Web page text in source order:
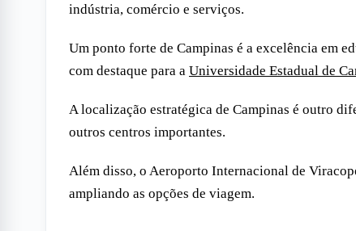
indústria, comércio e serviços.
Um ponto forte de Campinas é a excelência em
com destaque para a Universidade Estadual de
A localização estratégica de Campinas é outro
outros centros importantes.
Além disso, o Aeroporto Internacional de
ampliando as opções de viagem.